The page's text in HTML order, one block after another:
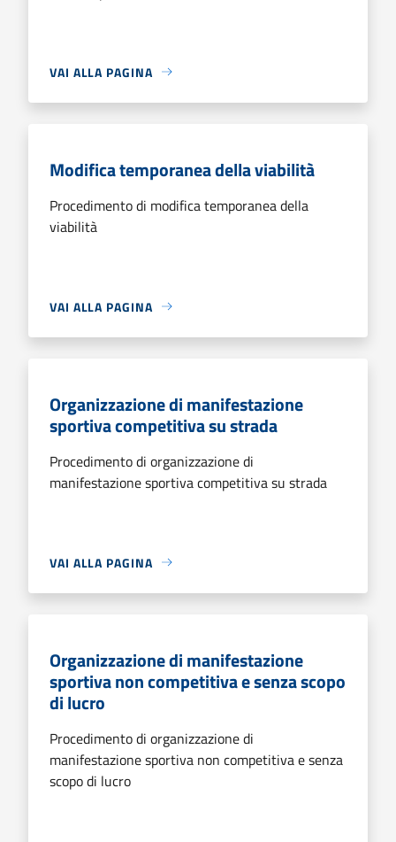
VAI ALLA PAGINA
Modifica temporanea della viabilità
Procedimento di modifica temporanea della
viabilità
VAI ALLA PAGINA
Organizzazione di manifestazione
sportiva competitiva su strada
Procedimento di organizzazione di
manifestazione sportiva competitiva su strada
VAI ALLA PAGINA
Organizzazione di manifestazione
sportiva non competitiva e senza scopo
di lucro
Procedimento di organizzazione di
manifestazione sportiva non competitiva e senza
scopo di lucro